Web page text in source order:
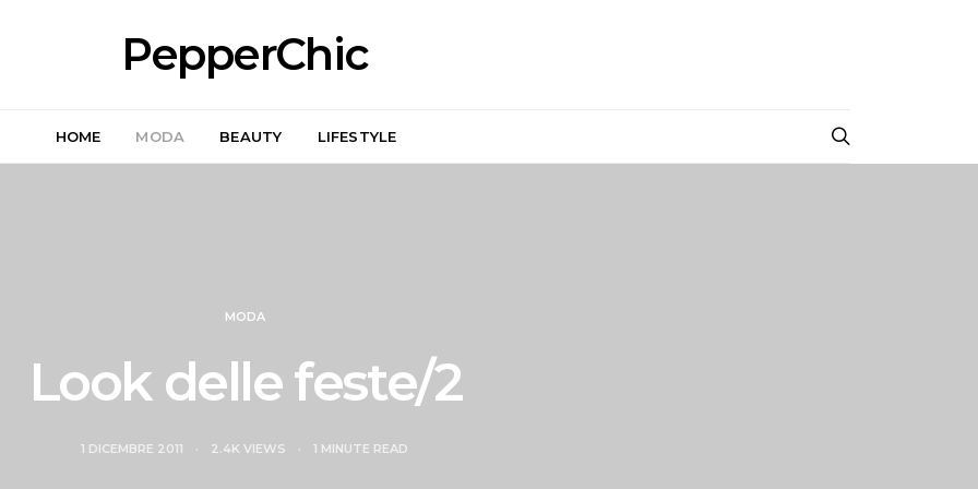
PepperChic
HOME MODA BEAUTY LIFESTYLE
MODA
Look delle feste/2
1 DICEMBRE 2011 2.4K VIEWS 1 MINUTE READ